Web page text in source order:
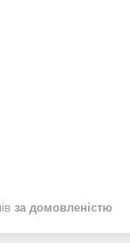
за домовленістю